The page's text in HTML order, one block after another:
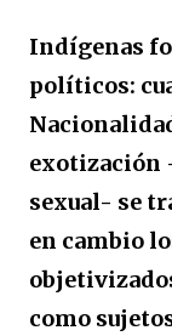
Indígenas
políticos:
exotización
sexual- se
en cambio
como